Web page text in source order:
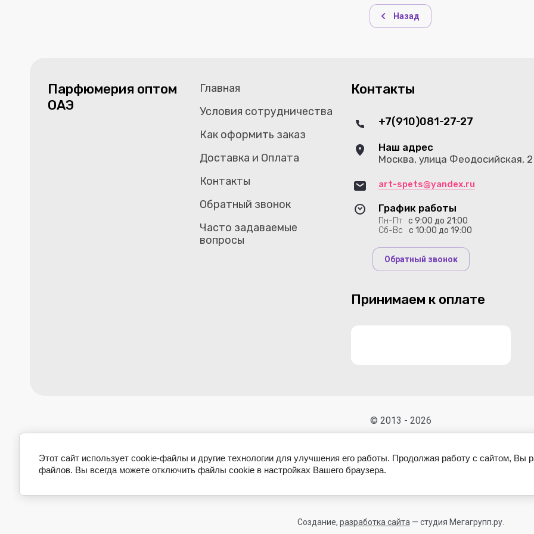
Назад
Парфюмерия оптом
ОАЭ
Главная
Условия сотрудничества
Как оформить заказ
Доставка и Оплата
Контакты
Обратный звонок
Часто задаваемые
вопросы
Контакты
+7(910)081-27-27
Наш адрес
Москва, улица Феодосийская, 2
art-spets@yandex.ru
График работы
Пн-Пт с 9:00 до 21:00
Сб-Вс
с 10:00 до 19:00
Обратный звонок
Принимаем к оплате
© 2013 - 2026
Создание, разработка сайта — студия Мегагрупп.ру.
Этот сайт использует cookie-файлы и другие технологии для улучшения его работы. Продолжая работу с сайтом, Вы
файлов. Вы всегда можете отключить файлы cookie в настройках Вашего браузера.